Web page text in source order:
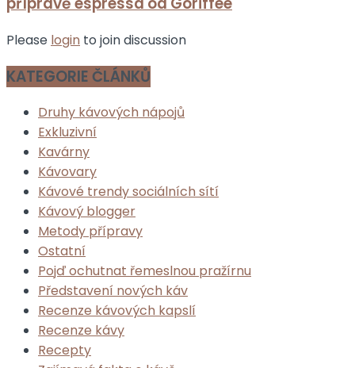
Please login to join discussion
KATEGORIE ČLÁNKŮ
Druhy kávových nápojů
Exkluzivní
Kavárny
Kávovary
Kávové trendy sociálních sítí
Kávový blogger
Metody přípravy
Ostatní
Pojď ochutnat řemeslnou pražírnu
Představení nových káv
Recenze kávových kapslí
Recenze kávy
Recepty